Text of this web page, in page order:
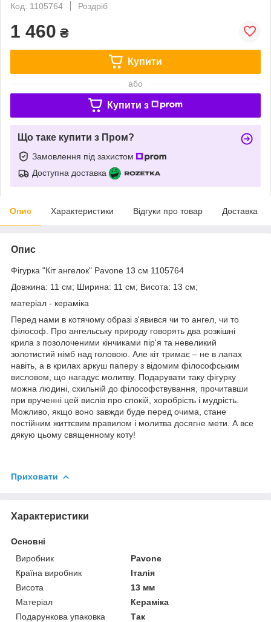
Код: 1105764
Роздріб
1 460 ₴
Купити
або
Купити з
Що таке купити з Пром?
Замовлення під захистом
Доступна доставка
Опис Характеристики Відгуки про товар Доставка
Опис
Фігурка "Кіт ангелок" Pavone 13 см 1105764
Довжина: 11 см; Ширина: 11 см; Висота: 13 см;
матеріал - кераміка
Перед нами в котячому образі з'явився чи то ангел, чи то
філософ. Про ангельську природу говорять два розкішні
крила з позолоченими кінчиками пір'я та невеликий
золотистий німб над головою. Але кіт тримає – не в лапах
навіть, а в крилах аркуш паперу з відомим філософським
висловом, що нагадує молитву. Подарувати таку фігурку
можна людині, схильній до філософствування, прочитавши
при врученні цей вислів про спокій, хоробрість і мудрість.
Можливо, якщо воно завжди буде перед очима, стане
постійним життєвим правилом і молитва досягне мети. А все
дякую цьому священному коту!
Приховати
Характеристики
Основні
Виробник
Pavone
Країна виробник
Італія
Висота
13 мм
Матеріал
Кераміка
Подарункова упаковка
Так